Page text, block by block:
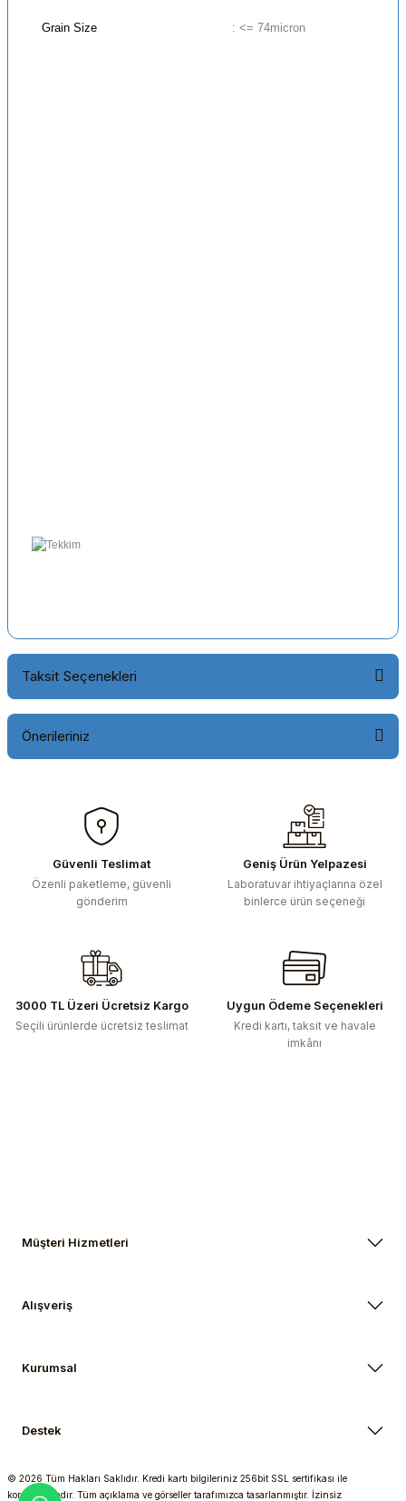
Grain Size : <= 74micron
Taksit Seçenekleri
Önerileriniz
konularda yetersiz gördüğünüz noktaları öneri formunu
kullanarak tarafımıza iletebilirsiniz.
Görüş ve önerileriniz için teşekkür ederiz.
Ürün resmi kalitesiz, bozuk veya görüntülenemiyor.
Ürün fiyatı diğer sitelerden daha pahalı.
Bu ürüne benzer farklı alternatifler olmalı.
Güvenli Teslimat
Özenli paketleme, güvenli
gönderim
Geniş Ürün Yelpazesi
Laboratuvar ihtiyaçlarına özel
binlerce ürün seçeneği
3000 TL Üzeri Ücretsiz Kargo
Seçili ürünlerde ücretsiz teslimat
Uygun Ödeme Seçenekleri
Kredi kartı, taksit ve havale
imkânı
Müşteri Hizmetleri
Alışveriş
Kurumsal
Destek
© 2026 Tüm Hakları Saklıdır. Kredi kartı bilgileriniz 256bit SSL sertifikası ile
korunmaktadır. Tüm açıklama ve görseller tarafımızca tasarlanmıştır. İzinsiz